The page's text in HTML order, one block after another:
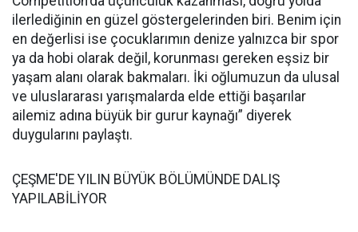
ilerlediğinin en güzel göstergelerinden biri. Benim için
en değerlisi ise çocuklarımın denize yalnızca bir spor
ya da hobi olarak değil, korunması gereken eşsiz bir
yaşam alanı olarak bakmaları. İki oğlumuzun da ulusal
ve uluslararası yarışmalarda elde ettiği başarılar
ailemiz adına büyük bir gurur kaynağı” diyerek
duygularını paylaştı.
ÇEŞME'DE YILIN BÜYÜK BÖLÜMÜNDE DALIŞ
YAPILABİLİYOR